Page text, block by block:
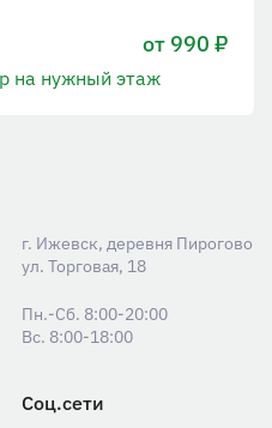
от 990 ₽
на нужный этаж
г. Ижевск, деревня Пирогово
ул. Торговая, 18
Пн.-Сб. 8:00-20:00
Вс. 8:00-18:00
Соц.сети